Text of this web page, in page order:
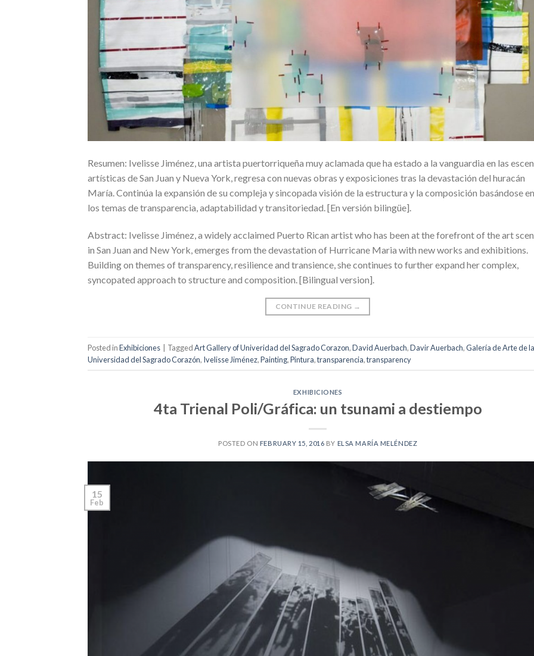
Resumen: Ivelisse Jiménez, una artista puertorriqueña muy aclamada que ha estado a la vanguardia en las
artísticas de San Juan y Nueva York, regresa con nuevas obras y exposiciones tras la devastación del huracán
María. Continúa la expansión de su compleja y sincopada visión de la estructura y la composición basándose en
los temas de transparencia, adaptabilidad y transitoriedad. [En versión bilingüe].
Abstract: Ivelisse Jiménez, a widely acclaimed Puerto Rican artist who has been at the forefront of the art
in San Juan and New York, emerges from the devastation of Hurricane Maria with new works and exhibitions.
Building on themes of transparency, resilience and transience, she continues to further expand her complex,
syncopated approach to structure and composition. [Bilingual version].
CONTINUE READING →
Posted inExhibiciones TaggedArt Gallery of Univeridad del Sagrado Corazon,David Auerbach,Davir Auerbach,Galería de Arte de la
Universidad del Sagrado Corazón, Ivelisse Jiménez,Painting,Pintura,transparencia,transparency
EXHIBICIONES
4ta Trienal Poli/Gráfica: un tsunami a destiempo
POSTED ON FEBRUARY 15, 2016 BY ELSA MARÍA MELÉNDEZ
15
Feb